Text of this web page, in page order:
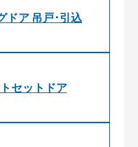
ア 吊戸･引込
セットドア